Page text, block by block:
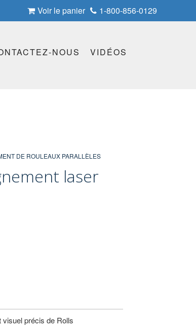
1-800-856-0129
Voir le panier
NOUS
VIDÉOS
DE ROULEAUX PARALLÈLES
laser
visuel précis de Rolls